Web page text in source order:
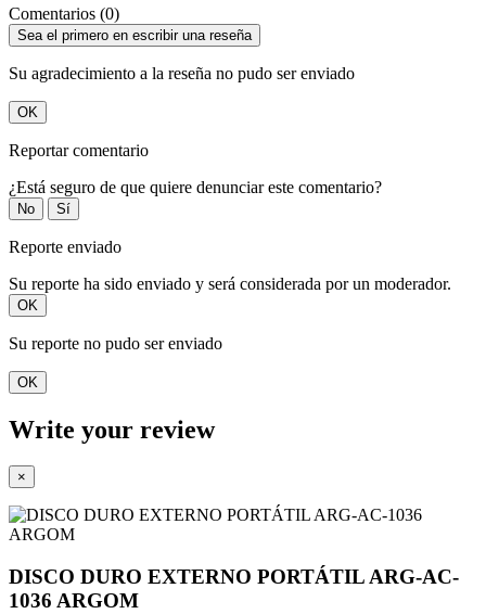
Comentarios (0)
Sea el primero en escribir una reseña
Su agradecimiento a la reseña no pudo ser enviado
OK
Reportar comentario
¿Está seguro de que quiere denunciar este comentario?
No Sí
Reporte enviado
Su reporte ha sido enviado y será considerada por un moderador.
OK
Su reporte no pudo ser enviado
OK
Write your review
×
DISCO DURO EXTERNO PORTÁTIL ARG-AC-
1036 ARGOM